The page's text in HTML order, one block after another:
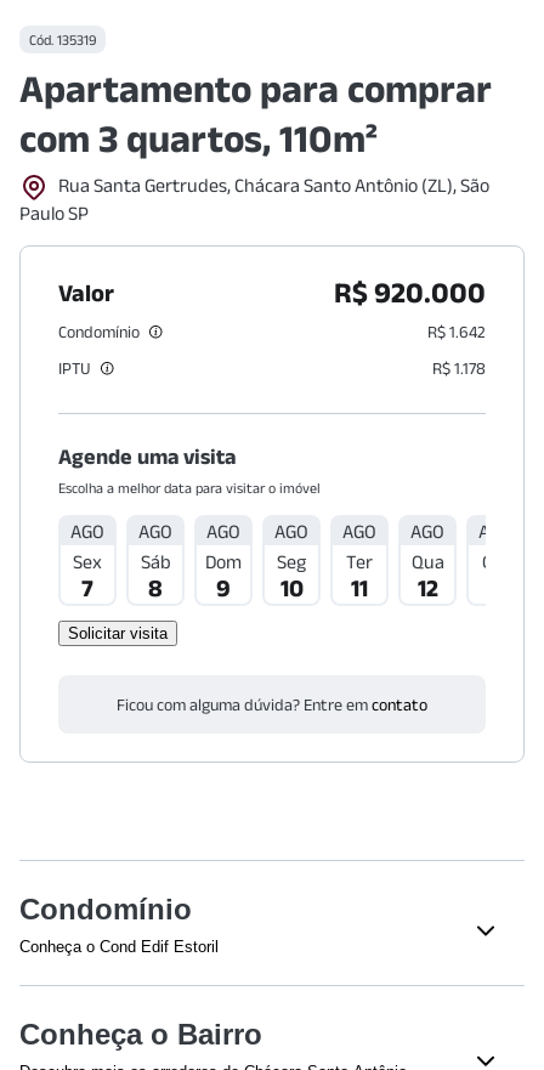
Cód. 135319
Apartamento para comprar
com 3 quartos, 110m²
Rua Santa Gertrudes, Chácara Santo Antônio (ZL), São
Paulo SP
Valor R$ 920.000
Condomínio
R$ 1.642
IPTU
R$ 1.178
Agende uma visita
Escolha a melhor data para visitar o imóvel
AGO
Sex
7
AGO
Sáb
8
AGO
Dom
9
AGO
Seg
10
AGO
Ter
11
AGO
Qua
12
AGO
Qui
Solicitar visita
Ficou com alguma dúvida? Entre emcontato
Condomínio
Conheça o Cond Edif Estoril
Churrasqueira
Quadra esportiva
Conheça o Bairro